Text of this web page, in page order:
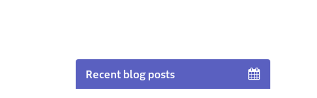
Recent blog posts